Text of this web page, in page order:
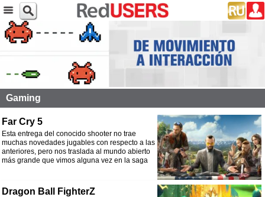
Gaming
Far Cry 5
Esta entrega del conocido shooter no trae
muchas novedades jugables con respecto a las
anteriores, pero nos traslada al mundo abierto
más grande que vimos alguna vez en la saga
Dragon Ball FighterZ